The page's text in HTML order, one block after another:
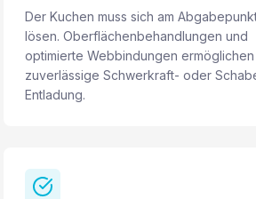
Der Kuchen muss sich am
lösen. Oberflächenbehandlungen und
optimierte Webbindungen ermöglichen
zuverlässige Schwerkraft- oder
Entladung.